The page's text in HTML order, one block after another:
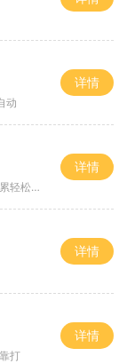
动
详情
满级
详情
详情
打
详情